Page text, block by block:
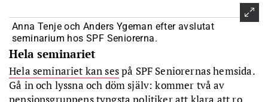
Anna Tenje och Anders Ygeman efter avslutat
seminarium hos SPF Seniorerna.
Hela seminariet
Hela seminariet kan sespå SPF Seniorernas hemsida.
Gå in och lyssna och döm själv: kommer två av